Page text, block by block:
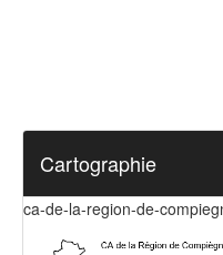
Cartographie
ca-de-la-region-de-